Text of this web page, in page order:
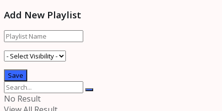
Add New Playlist
No Result